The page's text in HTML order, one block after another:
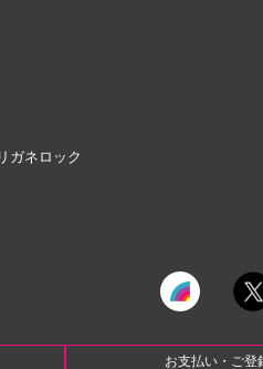
ガネロック
お支払い・ご登